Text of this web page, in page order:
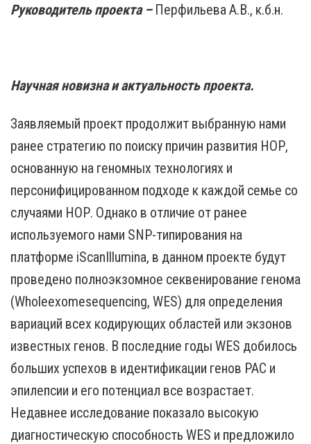
Руководитель проекта –Перфильева А.В., к.б.н.
Научная новизна и актуальность проекта.
Заявляемый проект продолжит выбранную нами
ранее стратегию по поиску причин развития НОР,
основанную на геномных технологиях и
персонифицированном подходе к каждой семье со
случаями НОР. Однако в отличие от ранее
используемого нами SNP-типирования на
платформе iScanIllumina, в данном проекте будут
проведено полноэкзомное секвенирование генома
(Wholeexomesequencing, WES) для определения
вариаций всех кодирующих областей или экзонов
известных генов. В последние годы WES добилось
больших успехов в идентификации генов РАС и
эпилепсии и его потенциал все возрастает.
Недавнее исследование показало высокую
диагностическую способность WES и предложило